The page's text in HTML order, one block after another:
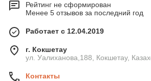
Рейтинг не сформирован
Менее 5 отзывов за последний год
Работает с 12.04.2019
г. Кокшетау
ул. Уалиханова,188, Кокшетау,
Контакты